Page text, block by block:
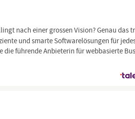
nach einer grossen Vision? Genau das
und smarte Softwarelösungen für
führende Anbieterin für webbasierte